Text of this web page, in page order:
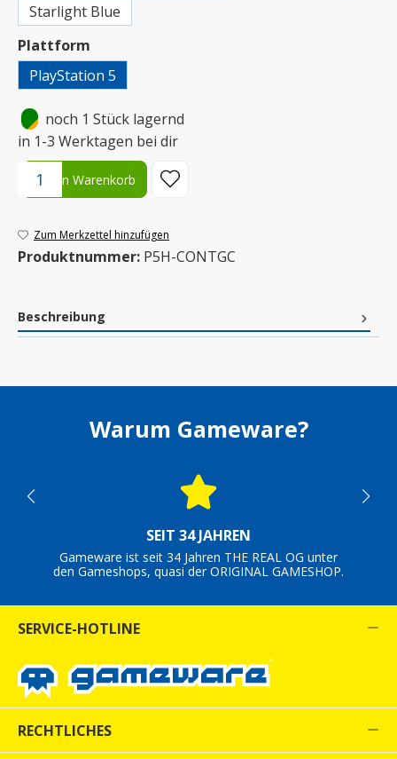
Starlight Blue
Plattform
PlayStation 5
noch 1 Stück lagernd
in 1-3 Werktagen bei dir
Produkt Anzahl: Gib den gewünschten Wert ein oder benutze
In den Warenkorb
Zum Merkzettel hinzufügen
Produktnummer: P5H-CONTGC
Beschreibung
Warum Gameware?
SEIT 34 JAHREN
Gameware ist seit 34 Jahren THE REAL OG unter
den Gameshops, quasi der ORIGINAL GAMESHOP.
SERVICE-HOTLINE
RECHTLICHES